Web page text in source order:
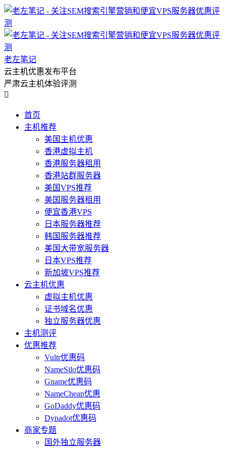
老左笔记
云主机优惠发布平台
严肃云主机体验评测

首页
主机推荐
美国主机优惠
香港虚拟主机
香港服务器租用
香港站群服务器
美国VPS推荐
美国服务器租用
便宜香港VPS
日本服务器推荐
韩国服务器推荐
美国大带宽服务器
日本VPS推荐
新加坡VPS推荐
云主机优惠
虚拟主机优惠
证书域名优惠
独立服务器优惠
主机测评
优惠推荐
Vultr优惠码
NameSilo优惠码
Gname优惠码
NameCheap优惠
GoDaddy优惠码
Dynadot优惠码
商家专题
国外独立服务器